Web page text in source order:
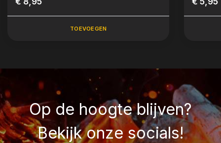
TOEVOEGEN
Op de hoogte blijven?
Bekijk onze socials!